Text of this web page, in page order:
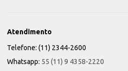
Atendimento
Telefone: (11) 2344-2600
Whatsapp: 55 (11) 9 4358-2220